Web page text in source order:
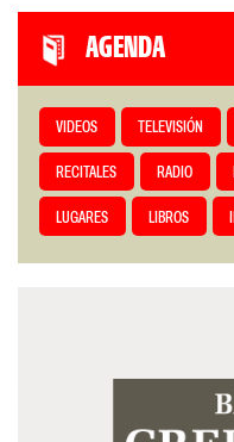
AGENDA
VIDEOS TELEVISIÓN
RECITALES RADIO
LUGARES LIBROS